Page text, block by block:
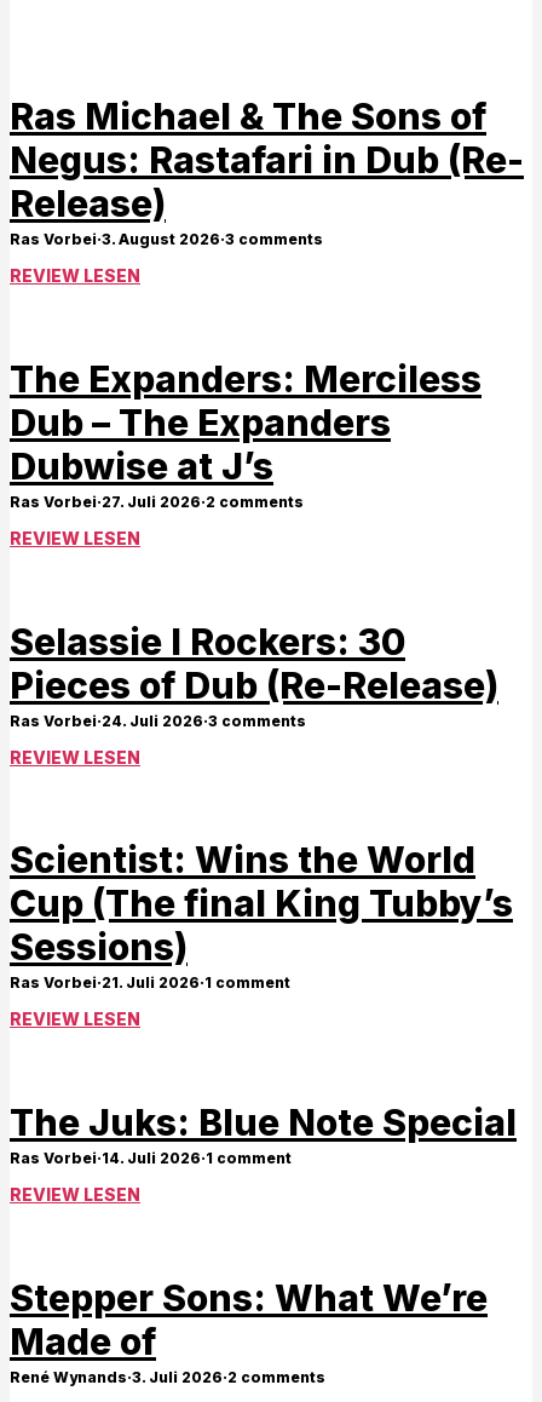
Ras Michael & The Sons of
Negus: Rastafari in Dub (Re-
Release)
Ras Vorbei·3. August 2026·3 comments
REVIEW LESEN
The Expanders: Merciless
Dub – The Expanders
Dubwise at J’s
Ras Vorbei·27. Juli 2026·2 comments
REVIEW LESEN
Selassie I Rockers: 30
Pieces of Dub (Re-Release)
Ras Vorbei·24. Juli 2026·3 comments
REVIEW LESEN
Scientist: Wins the World
Cup (The final King Tubby’s
Sessions)
Ras Vorbei·21. Juli 2026·1 comment
REVIEW LESEN
The Juks: Blue Note Special
Ras Vorbei·14. Juli 2026·1 comment
REVIEW LESEN
Stepper Sons: What We’re
Made of
René Wynands·3. Juli 2026·2 comments